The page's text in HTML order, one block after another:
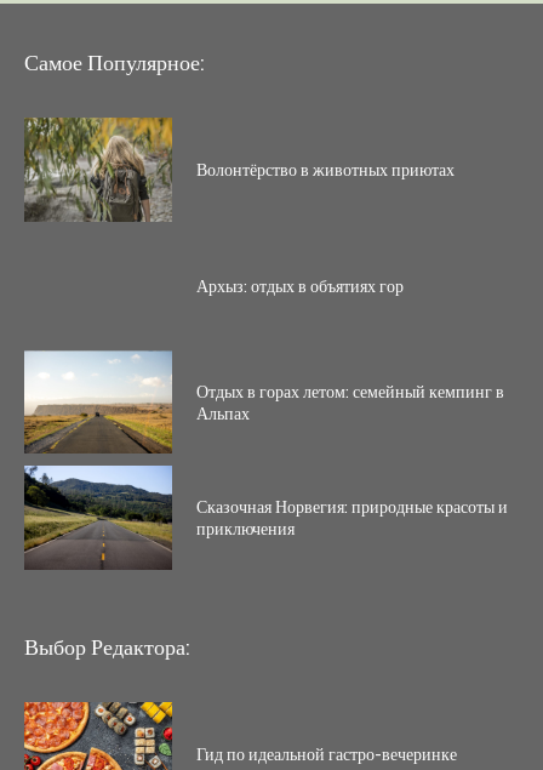
Самое Популярное:
Волонтёрство в животных приютах
Архыз: отдых в объятиях гор
Отдых в горах летом: семейный кемпинг в
Альпах
Сказочная Норвегия: природные красоты и
приключения
Выбор Редактора:
Гид по идеальной гастро-вечеринке